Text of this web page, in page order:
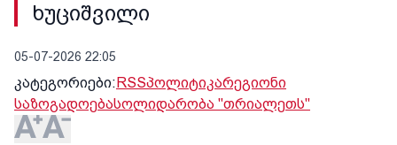
ხუციშვილი
05-07-2026 22:05
კატეგორიები:RSSპოლიტიკარეგიონი
საზოგადოებასოლიდარობა "თრიალეთს"